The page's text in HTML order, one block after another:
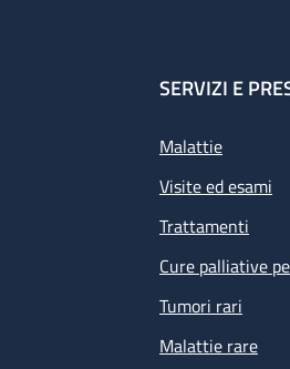
SERVIZI E
Malattie
Visite ed esami
Trattamenti
Cure palliative
Tumori rari
Malattie rare